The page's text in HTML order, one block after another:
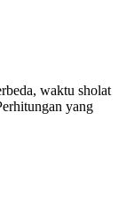
waktu sholat
yang